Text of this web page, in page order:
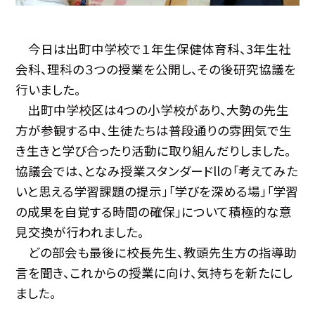
今日は出町中学校で１年生保健体育科、3年生社
会科、理科の３つの授業を公開し、その後研究協議を
行いました。
出町中学校区は4つの小学校があり、大勢の先生
方が参観する中、生徒たちは普段通りの雰囲気で生
き生きと学び合ったり活動に取り組んだりしました。
協議会では、となみ授業スタンダードllの「考えてみた
いと思える学習課題の提示」「学びを深める場」「学習
の成果を自覚する時間の確保」について積極的な意
見交換が行われました。
どの部会も最後に校長先生、教頭先生方の指導助
言を聞き、これからの授業に向け、気持ちを新たにし
ました。